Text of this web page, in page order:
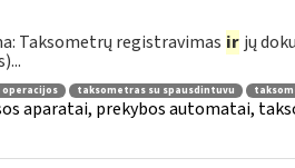
Taksometrų registravimas ir jų
taksometras su spausdintuvu
aparatai, prekybos automatai,